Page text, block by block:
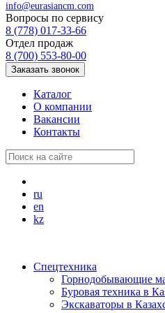
info@eurasiancm.com
Вопросы по сервису
8 (778) 017-33-66
Отдел продаж
8 (700) 553-80-00
Заказать звонок
Каталог
О компании
Вакансии
Контакты
ru
en
kz
Спецтехника
Горнодобывающие
Буровая техника в
Экскаваторы в